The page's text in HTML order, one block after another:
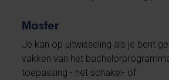
Master
Je kan op uitwisseling als je bent
vakken van het
toepassing - het schakel- of